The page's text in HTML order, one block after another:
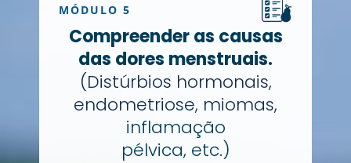
MÓDULO 5
Compreender as causas
das dores menstruais.
(Distúrbios hormonais,
endometriose, miomas,
inflamação
pélvica, etc.)